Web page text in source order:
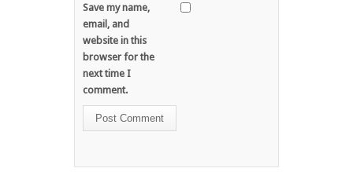
Save my name,
email, and
website in this
browser for the
next time I
comment.